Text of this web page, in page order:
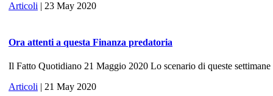
Articoli | 23 May 2020
Ora attenti a questa Finanza predatoria
Il Fatto Quotidiano 21 Maggio 2020 Lo scenario di queste
Articoli | 21 May 2020